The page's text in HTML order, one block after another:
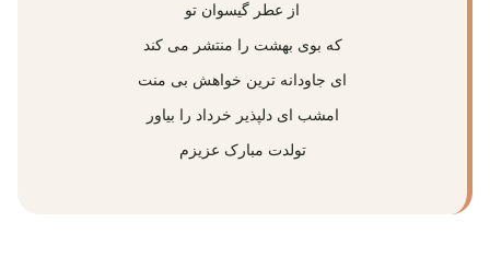
از عطر گیسوان تو
که بوی بهشت را منتشر می‌ کند
ای جاودانه‌ ترین خواهش بی‌ منت
امشب ای دلپذیر خرداد را بیاور
تولدت مبارک عزیزم